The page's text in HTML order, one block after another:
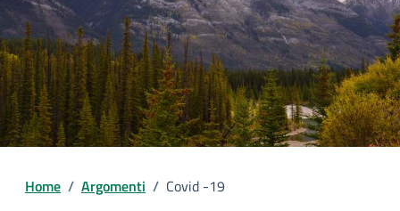
Home / Argomenti / Covid -19